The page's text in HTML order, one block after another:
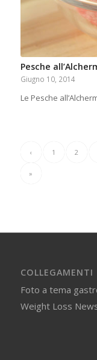
Pesche
Giugno 10, 2014
Le Pesche
‹ 1 2
»
COLLEGAMENTI
Foto a tema
Weight Loss